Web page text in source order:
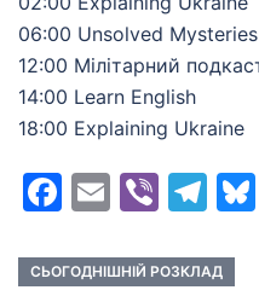
06:00 Unsolved Mysteries
12:00 Мілітарний
14:00 Learn English
18:00 Explaining Ukraine
Facebook
EmailViber
СЬОГОДНІШНІЙ РОЗКЛАД